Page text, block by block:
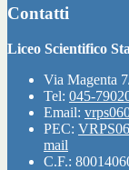
Contatti
Liceo Scientifico
Via Magenta
Tel: 045-
Email:
PEC:
mail
C.F.: